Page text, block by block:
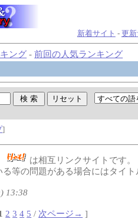
新着サイト - 更
ング -前回の人気ランキング
]
は相互リンクサイトです。
等の問題がある場合にはタイト
13:38
2 3 4 5 / 次ページ→ ]